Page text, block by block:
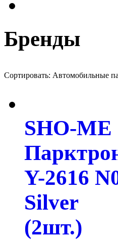
Бренды
Сортировать: Автомобильные
SHO-ME
Y-2616
Silver
(2шт.)